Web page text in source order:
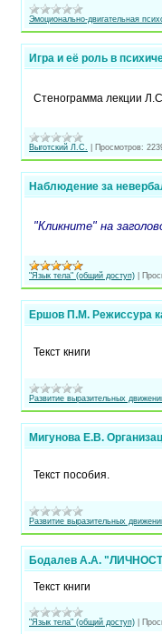
Эмоционально-двигательная
Игра и её роль в
Стенограмма лекции
Выготский Л.С. Просмотров:
Наблюдение за
"Кликните" на
"Язык тела" (общий доступ)
Ершов П.М. Режиссура
Текст книги
Развитие выразительных
Мигунова Е.В.
Текст пособия.
Развитие выразительных
Бодалев А.А.
Текст книги
"Язык тела" (общий доступ)